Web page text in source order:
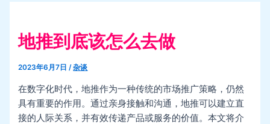
地推到底该怎么去做
2023年6月7日/杂谈
在数字化时代，地推作为一种传统的市场推广策略，仍然
具有重要的作用。通过亲身接触和沟通，地推可以建立直
接的人际关系，并有效传递产品或服务的价值。本文将介